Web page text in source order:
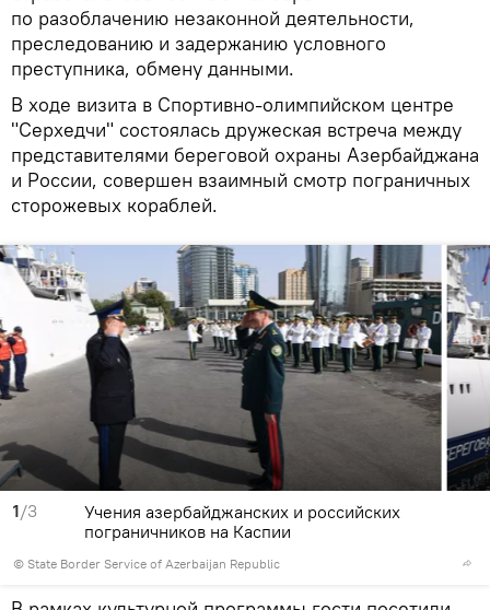
по разоблачению незаконной деятельности,
преследованию и задержанию условного
преступника, обмену данными.
В ходе визита в Спортивно-олимпийском центре
"Серхедчи" состоялась дружеская встреча между
представителями береговой охраны Азербайджана
и России, совершен взаимный смотр пограничных
сторожевых кораблей.
1/3
© State Border Service of Azerbaijan Republic
Учения азербайджанских и российских
пограничников на Каспии